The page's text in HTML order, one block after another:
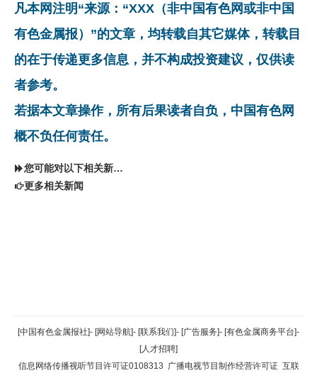
凡本网注明“来源：“XXX（非中国有色网或非中国
有色金属报）”的文章，均转载自其它媒体，转载目
的在于传递更多信息，并不构成投资建议，仅供读
者参考。
若据本文章操作，所有后果读者自负，中国有色网
概不负任何责任。
您可能对以下相关新闻同样感兴趣
更多相关新闻
返回顶部
返回首页
[中国有色金属报社]- [网站导航]- [联系我们]- [广告服务]- [有色金属商务平台]-
[人才招聘]
信息网络传播视听节目许可证0108313 广播电视节目制作经营许可证 互联